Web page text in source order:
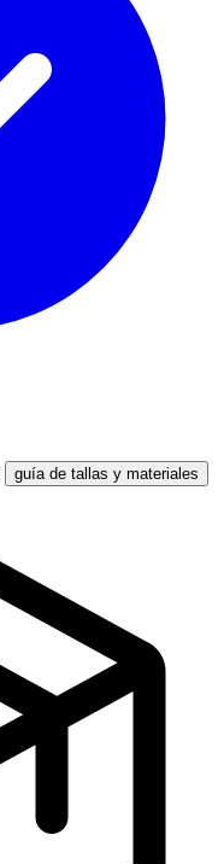
guía de tallas y materiales